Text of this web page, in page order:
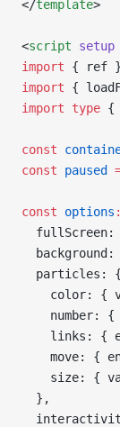
</template>
<script setup
import { ref
import {
import type {
const
const paused
const options :
fullScreen:
background:
  particles: {
color: {
number: {
links: {
move: {
size: {
  },